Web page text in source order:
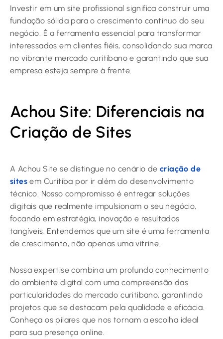
Investir em um site profissional significa construir uma
fundação sólida para o crescimento contínuo do seu
negócio. É a ferramenta essencial para transformar
interessados em clientes fiéis, consolidando sua marca
no vibrante mercado curitibano e garantindo que sua
empresa esteja sempre à frente.
Achou Site: Diferenciais na
Criação de Sites
A Achou Site se distingue no cenário de criação de
sites em Curitiba por ir além do desenvolvimento
técnico. Nosso compromisso é entregar soluções
digitais que realmente impulsionam o seu negócio,
focando em estratégia, inovação e resultados
tangíveis. Entendemos que um site é uma ferramenta
de crescimento, não apenas uma vitrine.
Nossa expertise combina um profundo conhecimento
do ambiente digital com uma compreensão das
particularidades do mercado curitibano, garantindo
projetos que se destacam pela qualidade e eficácia.
Conheça os pilares que nos tornam a escolha ideal
para sua presença online.